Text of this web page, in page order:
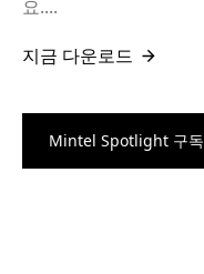
요....
지금 다운로드
Mintel Spotlight 구독